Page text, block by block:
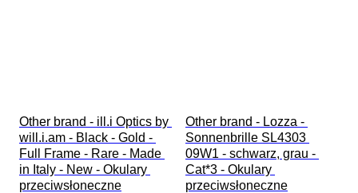
Other brand - ill.i Optics by
will.i.am - Black - Gold -
Full Frame - Rare - Made
in Italy - New - Okulary
przeciwsłoneczne
Other brand - Lozza -
Sonnenbrille SL4303
09W1 - schwarz, grau -
Cat*3 - Okulary
przeciwsłoneczne